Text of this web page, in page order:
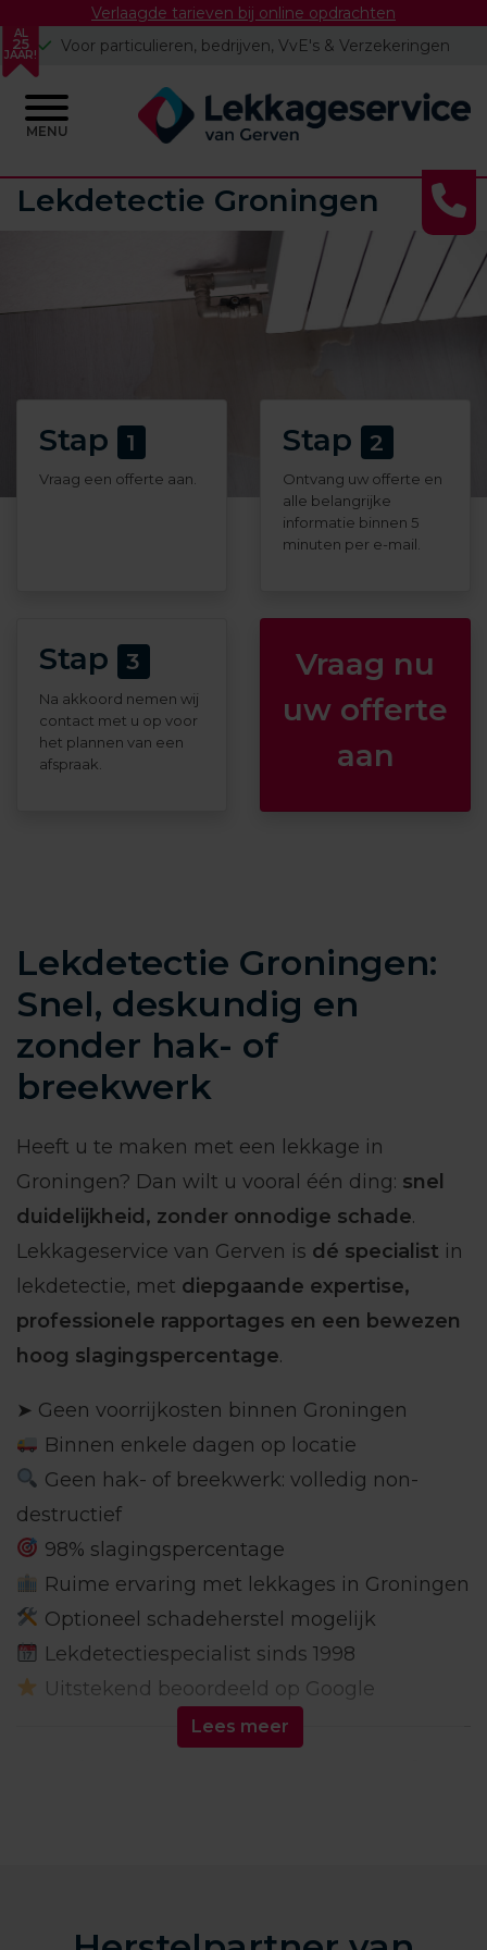
Verlaagde tarieven bij online opdrachten
Skip
Voor particulieren, bedrijven, VvE's & Verzekeringen
MENU
AL
25
JAAR!
Lekdetectie Groningen
Stap 1
Vraag een offerte aan.
Stap 2
Ontvang uw offerte en
alle belangrijke
informatie binnen 5
minuten per e-mail.
Stap 3
Na akkoord nemen wij
contact met u op voor
het plannen van een
afspraak.
Vraag nu
uw offerte
aan
Lekdetectie Groningen:
Snel, deskundig en
zonder hak- of
breekwerk
Heeft u te maken met een lekkage in
Groningen? Dan wilt u vooral één ding: snel
duidelijkheid, zonder onnodige schade.
Lekkageservice van Gerven is dé specialist in
lekdetectie, met diepgaande expertise,
professionele rapportages en een bewezen
hoog slagingspercentage.
➤ Geen voorrijkosten binnen Groningen
Binnen enkele dagen op locatie
Geen hak- of breekwerk: volledig non-
destructief
98% slagingspercentage
Ruime ervaring met lekkages in Groningen
Optioneel schadeherstel mogelijk
Lekdetectiespecialist sinds 1998
Uitstekend beoordeeld op Google
Lees meer